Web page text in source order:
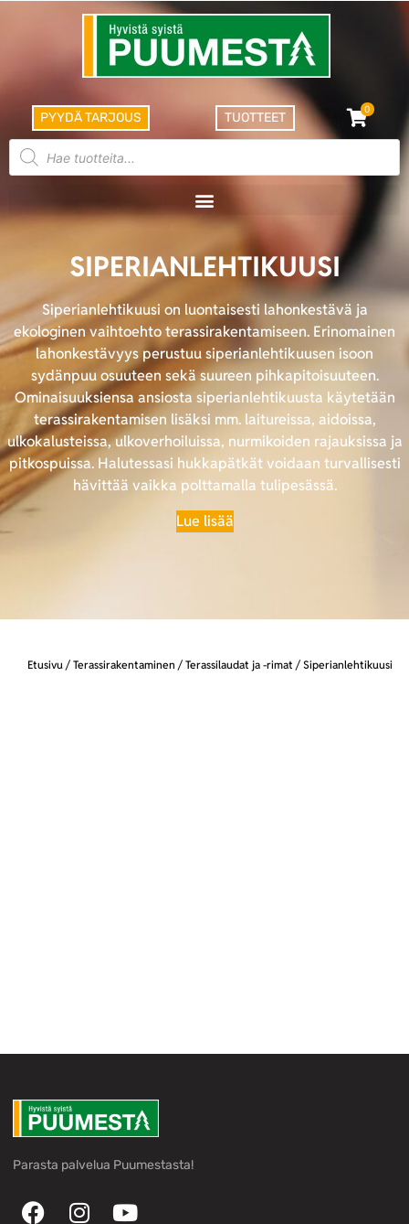
PYYDÄ TARJOUS TUOTTEET
0
SIPERIANLEHTIKUUSI
Siperianlehtikuusi on luontaisesti lahonkestävä ja
ekologinen vaihtoehto terassirakentamiseen. Erinomainen
lahonkestävyys perustuu siperianlehtikuusen isoon
sydänpuu osuuteen sekä suureen pihkapitoisuuteen.
Ominaisuuksiensa ansiosta siperianlehtikuusta käytetään
terassirakentamisen lisäksi mm. laitureissa, aidoissa,
ulkokalusteissa, ulkoverhoiluissa, nurmikoiden rajauksissa ja
pitkospuissa. Halutessasi hukkapätkät voidaan turvallisesti
hävittää vaikka polttamalla tulipesässä.
Lue lisää
Etusivu / Terassirakentaminen / Terassilaudat ja -rimat / Siperianlehtikuusi
Parasta palvelua Puumestasta!